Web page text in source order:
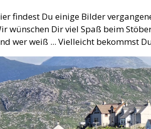
findest Du einige Bilder
wünschen Dir viel Spaß beim
wer weiß ... Vielleicht bekommst